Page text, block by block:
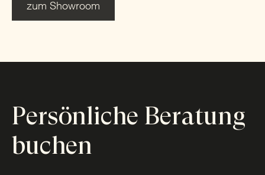
zum Showroom
Persönliche Beratung
buchen